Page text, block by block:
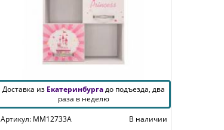
Доставка из Екатеринбургадо подъезда, два
раза в неделю
Артикул: MM12733A
В наличии